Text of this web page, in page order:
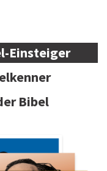
Einsteiger
Bibel